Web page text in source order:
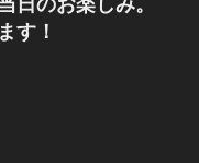
す！